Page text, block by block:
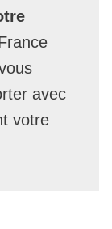
avec
votre